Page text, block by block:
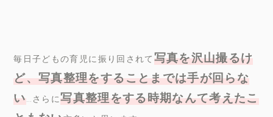
毎日子どもの育児に振り回されて 写真を沢山撮るけ
ど、写真整理をすることまでは手が回らな
い
…さらに写真整理をする時期なんて考えたこ